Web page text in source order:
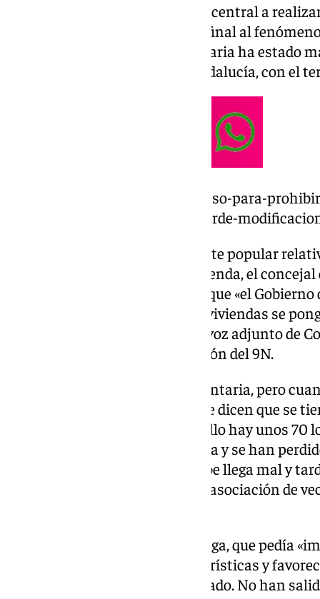
Además, se instará al Ejecutivo central a
necesarios para poner punto y final al
inquiokupación. La sesión plenaria ha estado
presupuestos de la Junta de Andalucía, con el
https://www.101tv.es/nuevo-paso-para-
barrios-de-malaga-pleno-luz-verde-
En el debate de la moción urgente popular
Con Málaga, también sobre vivienda, el
ha vuelto a incidir en la idea de que «el
seguridad jurídica para que las viviendas se
a un precio asequible». El portavoz adjunto de
querido recordar la manifestación del 9N.
«Una cosa es la situación alimentaria, pero
burofax en el bolsillo en el que le dicen que se
cambia. En la zona de El Molinillo hay unos 70
para convertirse en una vivienda y se han
Cualquier medida que se apruebe llega mal y
sentenciado el presidente de la asociación de
La moción urgente de Con Málaga, que pedía
democrática de las viviendas turísticas y
Málaga» se ha votado por separado. No han